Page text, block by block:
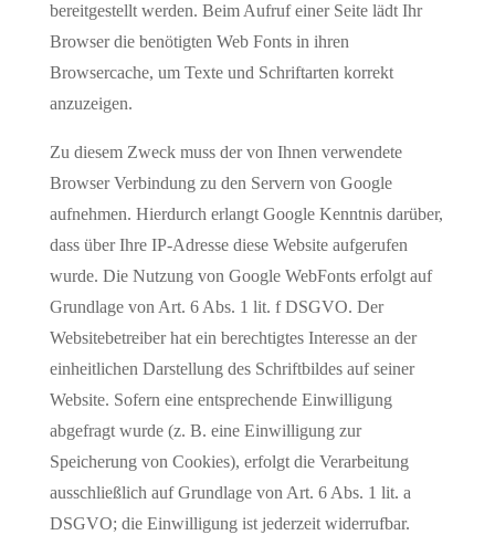
bereitgestellt werden. Beim Aufruf einer Seite lädt Ihr
Browser die benötigten Web Fonts in ihren
Browsercache, um Texte und Schriftarten korrekt
anzuzeigen.
Zu diesem Zweck muss der von Ihnen verwendete
Browser Verbindung zu den Servern von Google
aufnehmen. Hierdurch erlangt Google Kenntnis darüber,
dass über Ihre IP-Adresse diese Website aufgerufen
wurde. Die Nutzung von Google WebFonts erfolgt auf
Grundlage von Art. 6 Abs. 1 lit. f DSGVO. Der
Websitebetreiber hat ein berechtigtes Interesse an der
einheitlichen Darstellung des Schriftbildes auf seiner
Website. Sofern eine entsprechende Einwilligung
abgefragt wurde (z. B. eine Einwilligung zur
Speicherung von Cookies), erfolgt die Verarbeitung
ausschließlich auf Grundlage von Art. 6 Abs. 1 lit. a
DSGVO; die Einwilligung ist jederzeit widerrufbar.